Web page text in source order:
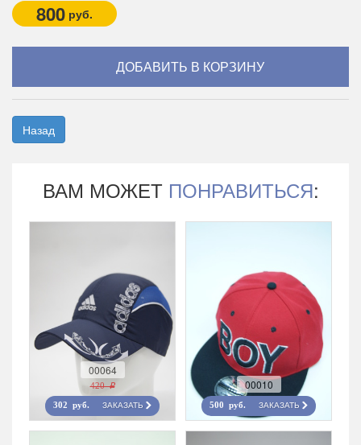
800 руб.
Назад
ВАМ МОЖЕТ ПОНРАВИТЬСЯ:
00064
420 r
302 руб. ЗАКАЗАТЬ
00010
500 руб. ЗАКАЗАТЬ